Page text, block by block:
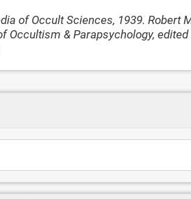
of Occult Sciences, 1939. Robert
Occultism & Parapsychology,